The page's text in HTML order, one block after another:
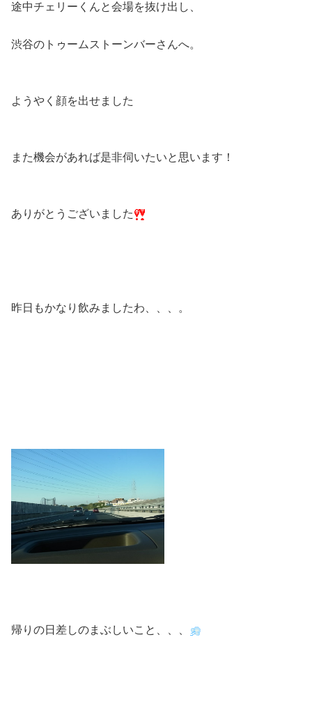
途中チェリーくんと会場を抜け出し、
渋谷のトゥームストーンバーさんへ。
ようやく顔を出せました
また機会があれば是非伺いたいと思います！
ありがとうございました
昨日もかなり飲みましたわ、、、。
帰りの日差しのまぶしいこと、、、